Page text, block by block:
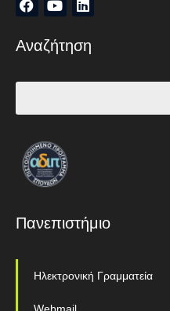
Αναζήτηση
Πανεπιστήμιο
Ηλεκτρονική Γραμματεία
Webmail